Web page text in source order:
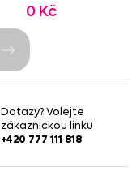
0 Kč
Dotazy? Volejte
zákaznickou linku
+420 777 111 818